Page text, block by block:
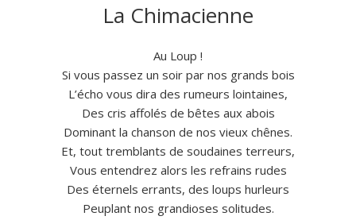
La Chimacienne
Au Loup !
Si vous passez un soir par nos grands bois
L’écho vous dira des rumeurs lointaines,
Des cris affolés de bêtes aux abois
Dominant la chanson de nos vieux chênes.
Et, tout tremblants de soudaines terreurs,
Vous entendrez alors les refrains rudes
Des éternels errants, des loups hurleurs
Peuplant nos grandioses solitudes.